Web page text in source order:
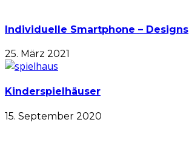
Individuelle Smartphone – Designs
25. März 2021
Kinderspielhäuser
15. September 2020